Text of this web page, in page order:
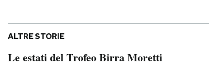
ALTRE STORIE
Le estati del Trofeo Birra Moretti